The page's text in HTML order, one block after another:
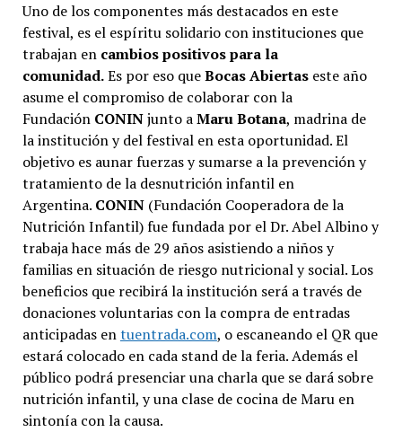
Uno de los componentes más destacados en este
festival, es el espíritu solidario con instituciones que
trabajan en cambios positivos para la
comunidad.Es por eso queBocas Abiertaseste año
asume el compromiso de colaborar con la
Fundación CONINjunto aMaru Botana, madrina de
la institución y del festival en esta oportunidad. El
objetivo es aunar fuerzas y sumarse a la prevención y
tratamiento de la desnutrición infantil en
Argentina. CONIN(Fundación Cooperadora de la
Nutrición Infantil) fue fundada por el Dr. Abel Albino y
trabaja hace más de 29 años asistiendo a niños y
familias en situación de riesgo nutricional y social. Los
beneficios que recibirá la institución será a través de
donaciones voluntarias con la compra de entradas
anticipadas entuentrada.com, o escaneando el QR que
estará colocado en cada stand de la feria. Además el
público podrá presenciar una charla que se dará sobre
nutrición infantil, y una clase de cocina de Maru en
sintonía con la causa.